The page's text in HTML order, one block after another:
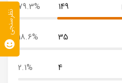
149
79.3%
35
18.6%
4
2.1%
نظرسنجی